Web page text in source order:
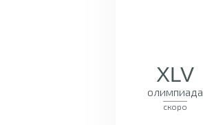
XLV
олимпиада
скоро